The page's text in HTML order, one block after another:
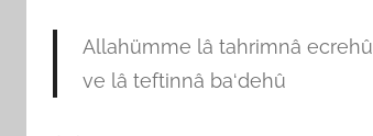
Allahümme lâ tahrimnâ ecrehû
ve lâ teftinnâ ba‘dehû